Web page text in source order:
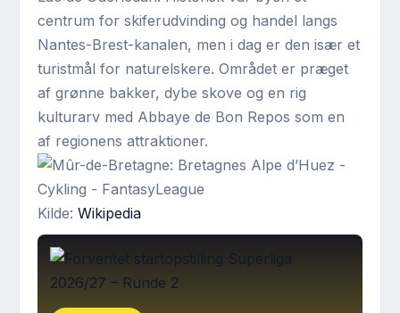
centrum for skiferudvinding og handel langs
Nantes-Brest-kanalen, men i dag er den især et
turistmål for naturelskere. Området er præget
af grønne bakker, dybe skove og en rig
kulturarv med Abbaye de Bon Repos som en
af regionens attraktioner.
Kilde:Wikipedia